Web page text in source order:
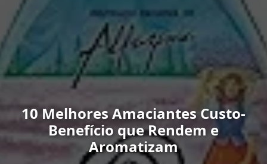
10 Melhores Amaciantes Custo-
Benefício que Rendem e
Aromatizam